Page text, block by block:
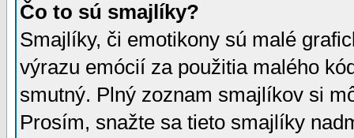
Čo to sú smajlíky?
Smajlíky, či emotikony sú malé
výrazu emócií za použitia malého
smutný. Plný zoznam smajlíkov si
Prosím, snažte sa tieto smajlíky